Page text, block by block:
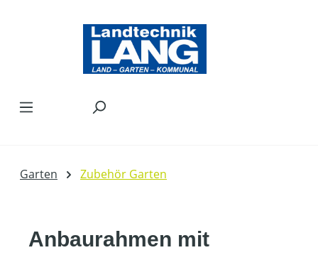
Garten Zubehör Garten
Anbaurahmen mit